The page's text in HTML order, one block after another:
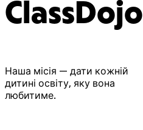
ClassDojo
Наша місія — дати кожній
дитині освіту, яку вона
любитиме.